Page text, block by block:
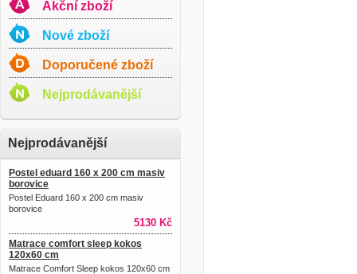
Akční zboží
Nové zboží
Doporučené zboží
Nejprodávanější
Nejprodávanější
Postel eduard 160 x 200 cm masiv
borovice
Postel Eduard 160 x 200 cm masiv
borovice
5130 Kč
Matrace comfort sleep kokos
120x60 cm
Matrace Comfort Sleep kokos 120x60 cm